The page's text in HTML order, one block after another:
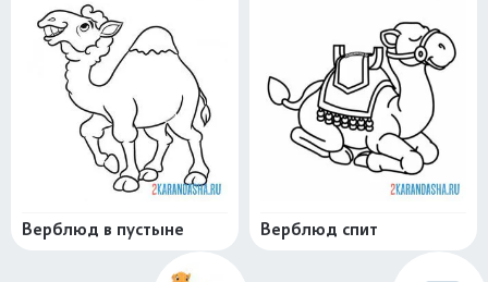
Верблюд в пустыне Верблюд спит